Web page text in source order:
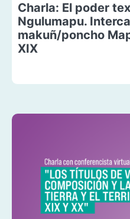
Charla: El poder
Ngulumapu.
makuñ/poncho
XIX